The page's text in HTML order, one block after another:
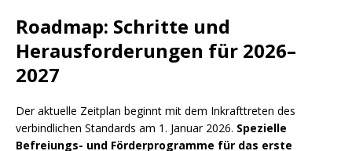
Roadmap: Schritte und
Herausforderungen für 2026–
2027
Der aktuelle Zeitplan beginnt mit dem Inkrafttreten des
verbindlichen Standards am 1. Januar 2026. Spezielle
Befreiungs- und Förderprogramme für das erste